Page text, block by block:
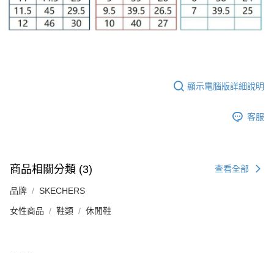
顯示電腦版詳細說明
客服
商品相關分類 (3) 查看全部
品牌 SKECHERS
女性商品 鞋類 休閒鞋